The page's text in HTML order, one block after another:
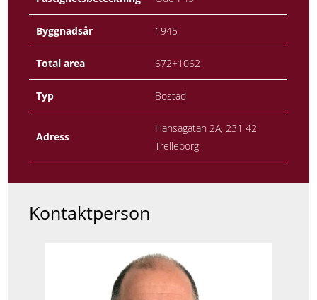
Byggnadsår 1945
Total area 672+1062
Typ Bostad
Adress
Hansagatan 2A, 231 42
Trelleborg
Kontaktperson